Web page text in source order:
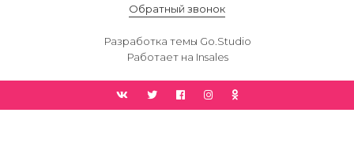
Обратный звонок
Разработка темы Go.Studio
Работает на Insales